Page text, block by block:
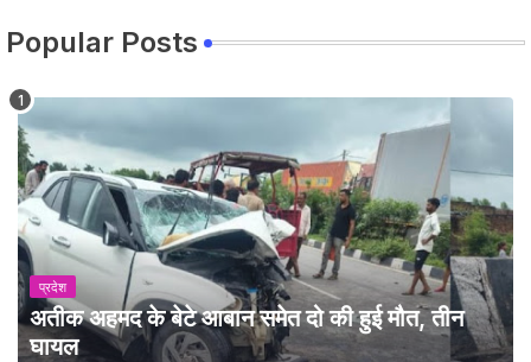
Popular Posts
प्रदेश
अतीक अहमद के बेटे आबान समेत दो की हुई मौत, तीन
घायल